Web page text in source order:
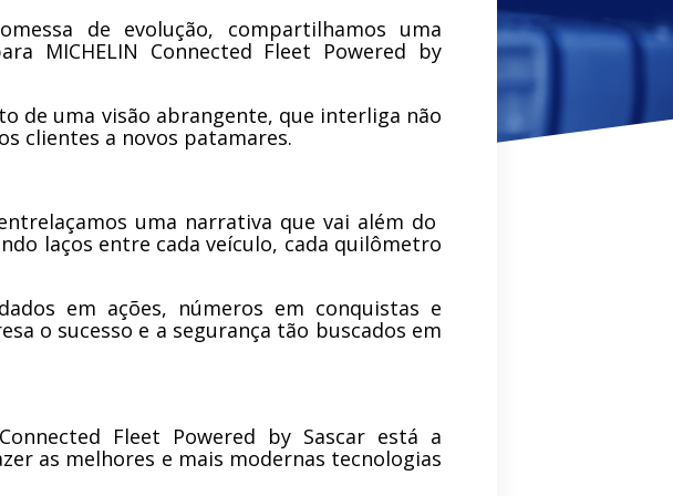
de evolução, compartilhamos uma
MICHELIN Connected Fleet Powered by
de uma visão abrangente, que interliga não
clientes a novos patamares.
uma narrativa que vai além do
laços entre cada veículo, cada quilômetro
em ações, números em conquistas e
o sucesso e a segurança tão buscados em
Fleet Powered by Sascar está a
as melhores e mais modernas tecnologias